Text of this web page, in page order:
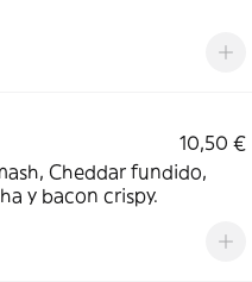
10,50 €
Cheddar fundido,
y bacon crispy.